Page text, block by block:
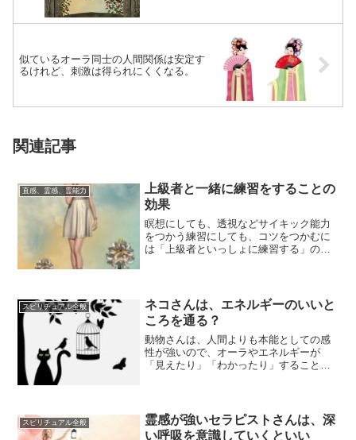
似ているオーラ同士の人間関係は安定す
るけれど、刺激は得られにくくなる。
関連記事
直感、霊感、霊能力
上級者と一緒に練習をすることの
効果
瞑想にしても、透視などサイキック能力
をつかう練習にしても、コツをつかむに
は「上級者といっしょに練習する」のが
スピリチュアル全般
ネコさんは、エネルギーのいいと
ころを通る？
動物さんは、人間よりも本能としての感
性が強いので、オーラやエネルギーが
「見えたり」「わかったり」することが
スピリチュアル全般
霊感が強いセラピストさんは、深
い呼吸を意識していくといい